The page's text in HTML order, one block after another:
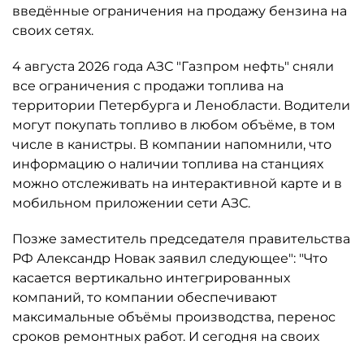
введённые ограничения на продажу бензина на
своих сетях.
4 августа 2026 года АЗС "Газпром нефть" сняли
все ограничения с продажи топлива на
территории Петербурга и Ленобласти. Водители
могут покупать топливо в любом объёме, в том
числе в канистры. В компании напомнили, что
информацию о наличии топлива на станциях
можно отслеживать на интерактивной карте и в
мобильном приложении сети АЗС.
Позже заместитель председателя правительства
РФ Александр Новак заявил следующее": "Что
касается вертикально интегрированных
компаний, то компании обеспечивают
максимальные объёмы производства, перенос
сроков ремонтных работ. И сегодня на своих